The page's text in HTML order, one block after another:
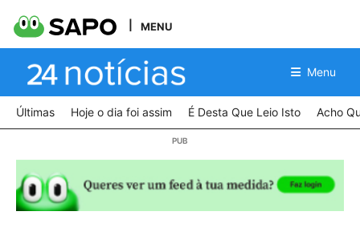
MENU
Menu
Últimas Hoje o dia foi assim É Desta Que Leio Isto Acho